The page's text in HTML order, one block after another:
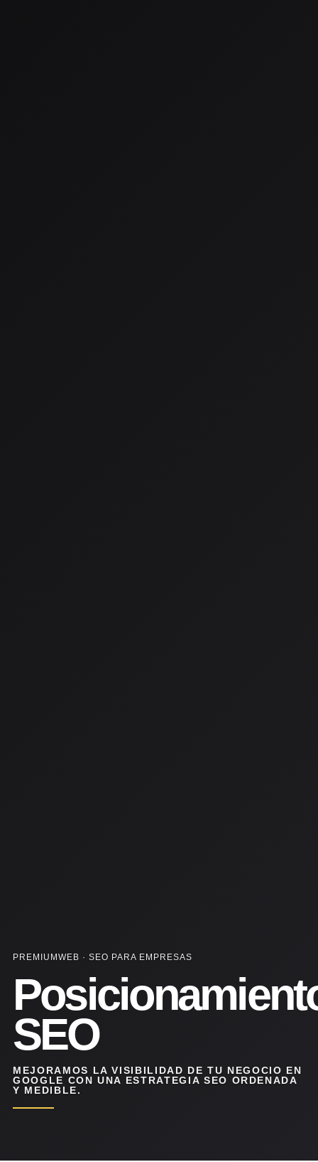
PREMIUMWEB · SEO PARA EMPRESAS
SEO
MEJORAMOS LA VISIBILIDAD DE TU NEGOCIO EN
GOOGLE CON UNA ESTRATEGIA SEO ORDENADA
Y MEDIBLE.